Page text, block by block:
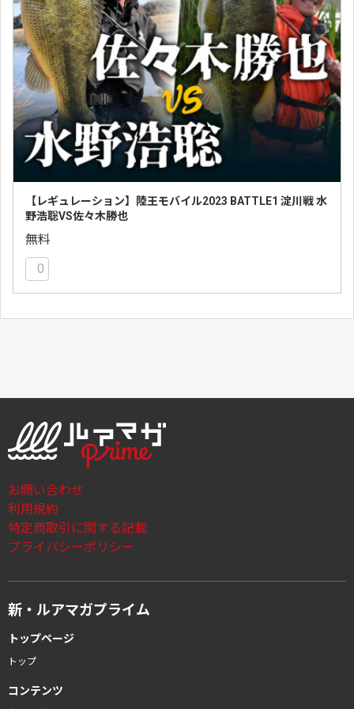
【レギュレーション】陸王モバイル2023 BATTLE1 淀川戦 水
野浩聡VS佐々木勝也
無料
0
お問い合わせ
利用規約
特定商取引に関する記載
プライバシーポリシー
新・ルアマガプライム
トップページ
トップ
コンテンツ